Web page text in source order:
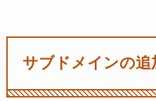
サブドメインの追